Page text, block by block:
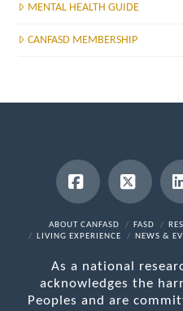
MENTAL HEALTH GUIDE
CANFASD MEMBERSHIP
Facebook
X
ABOUT CANFASD FASD
LIVING EXPERIENCE
NEWS &
As a national
acknowledges the
Peoples and are